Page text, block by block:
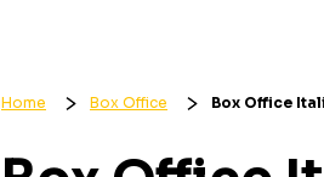
Home Box Office Box Office